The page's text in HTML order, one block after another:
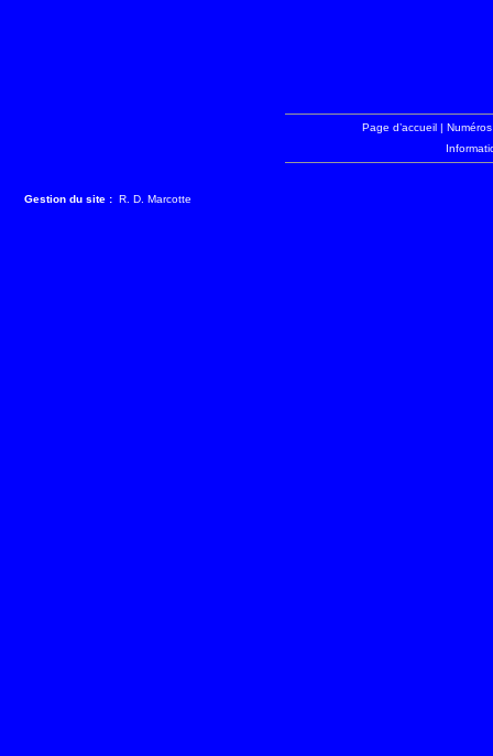
Page d’accueil|
Gestion du site : R. D. Marcotte